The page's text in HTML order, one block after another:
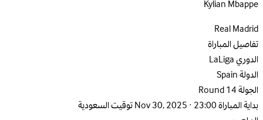
Kylian Mbappe
Real Madrid
تفاصيل المباراة
الدوريLaLiga
الدولةSpain
الجولةRound 14
بداية المباراةNov 30, 2025 · 23:00 توقيت السعودية